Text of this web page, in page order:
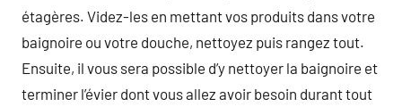
étagères. Videz-les en mettant vos produits dans votre
baignoire ou votre douche, nettoyez puis rangez tout.
Ensuite, il vous sera possible d’y nettoyer la baignoire et
terminer l’évier dont vous allez avoir besoin durant tout